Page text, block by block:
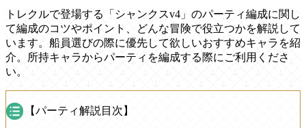
トレクルで登場する「シャンクスv4」のパーティ編成に関し
て編成のコツやポイント、どんな冒険で役立つかを解説して
います。船員選びの際に優先して欲しいおすすめキャラを紹
介。所持キャラからパーティを編成する際にご利用くださ
い。
【パーティ解説目次】